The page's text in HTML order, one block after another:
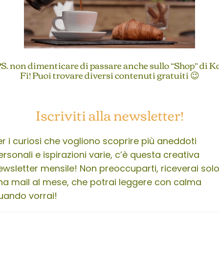
non dimenticare di passare anche sullo “Shop” di
Fi! Puoi trovare diversi contenuti gratuiti 😉
Iscriviti alla newsletter!
i curiosi che vogliono scoprire più aneddoti
e ispirazioni varie, c’è questa creativa
mensile! Non preoccuparti, riceverai solo
mail al mese, che potrai leggere con calma
vorrai!